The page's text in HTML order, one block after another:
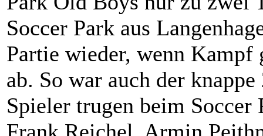
Soccer Park aus
Partie wieder, wenn
ab. So war auch der
Spieler trugen beim